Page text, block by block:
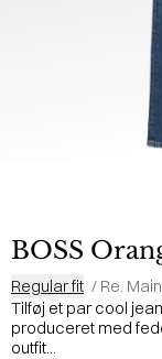
BOSS
Regular fit / Re.
Tilføj et par cool
produceret med
outfit...